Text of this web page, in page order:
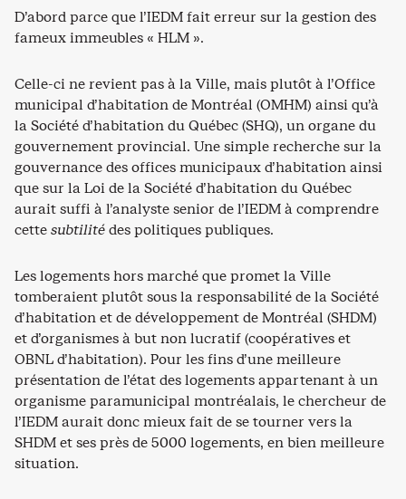
D’abord parce que l’IEDM fait erreur sur la gestion des
fameux immeubles « HLM ».
Celle-ci ne revient pas à la Ville, mais plutôt à l’Office
municipal d’habitation de Montréal (OMHM) ainsi qu’à
la Société d’habitation du Québec (SHQ), un organe du
gouvernement provincial. Une simple recherche sur la
gouvernance des offices municipaux d’habitation ainsi
que sur la Loi de la Société d’habitation du Québec
aurait suffi à l’analyste senior de l’IEDM à comprendre
cettesubtilitédes politiques publiques.
Les logements hors marché que promet la Ville
tomberaient plutôt sous la responsabilité de la Société
d’habitation et de développement de Montréal (SHDM)
et d’organismes à but non lucratif (coopératives et
OBNL d’habitation). Pour les fins d’une meilleure
présentation de l’état des logements appartenant à un
organisme paramunicipal montréalais, le chercheur de
l’IEDM aurait donc mieux fait de se tourner vers la
SHDM et ses près de 5000 logements, en bien meilleure
situation.